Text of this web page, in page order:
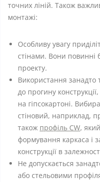
точних ліній. Також
монтажі:
Особливу увагу
стінами. Вони повинні
проекту.
Використання занадто
до прогину
на гіпсокартоні.
стіновий, наприклад,
також профіль CW,
формування каркаса і
конструкції в
Не допускається
або стельовими